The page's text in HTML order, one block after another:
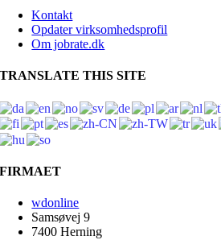
Kontakt
Opdater virksomhedsprofil
Om jobrate.dk
TRANSLATE THIS SITE
FIRMAET
wdonline
Samsøvej 9
7400 Herning